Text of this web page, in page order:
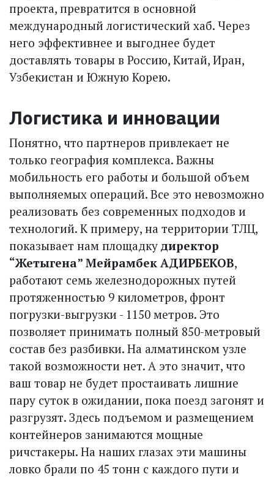
проекта, превратится в основной
международный логистический хаб. Через
него эффективнее и выгоднее будет
доставлять товары в Россию, Китай, Иран,
Узбекистан и Южную Корею.
Логистика и инновации
Понятно, что партнеров привлекает не
только гео­графия комплекса. Важны
мобильность его работы и большой объем
выполняемых операций. Все это невозможно
реализовать без современных подходов и
технологий. К примеру, на территории ТЛЦ,
показывает нам площадку директор
“Жетыгена” Мейрамбек АДИРБЕКОВ,
работают семь железнодорожных путей
протяженностью 9 километров, фронт
погрузки-выгрузки - 1150 метров. Это
позволяет принимать полный 850-метровый
состав без разбивки. На алматинском узле
такой возможности нет. А это значит, что
ваш товар не будет простаивать лишние
пару суток в ожидании, пока поезд загонят и
разгрузят. Здесь подъемом и размещением
контейнеров занимаются мощные
ричстакеры. На наших глазах эти машины
ловко брали по 45 тонн с каждого пути и